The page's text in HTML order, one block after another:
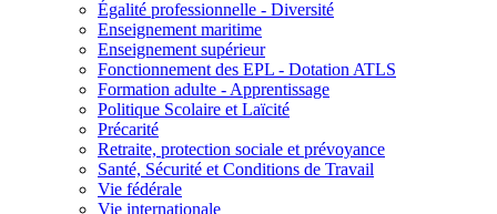
Égalité professionnelle - Diversité
Enseignement maritime
Enseignement supérieur
Fonctionnement des EPL - Dotation ATLS
Formation adulte - Apprentissage
Politique Scolaire et Laïcité
Précarité
Retraite, protection sociale et prévoyance
Santé, Sécurité et Conditions de Travail
Vie fédérale
Vie internationale